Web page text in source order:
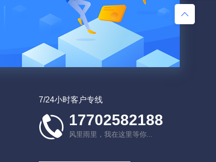
7/24小时客户专线
17702582188
风里雨里，我在这里等你...
售后客服
留下需求
客服热线：17702582188